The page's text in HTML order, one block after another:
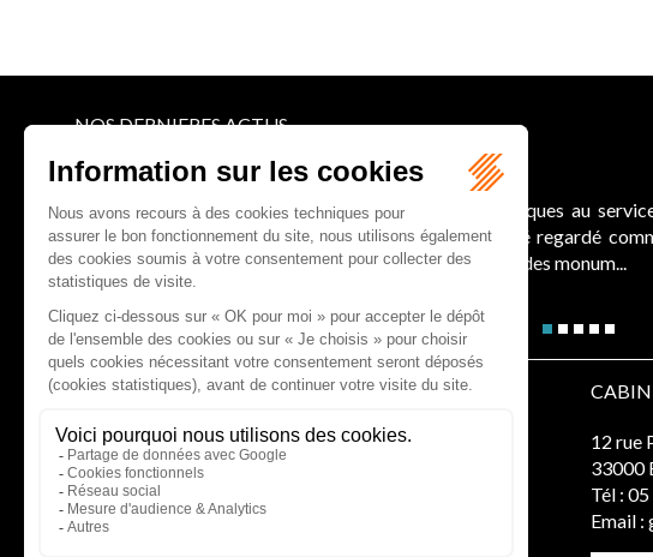
NOS DERNIERES ACTUS
Le joug léger des monuments historiques
Pour une gestion patrimoniale des monuments historiques au
collectivités Le monument historique a longtemps été regardé
culture du Sénat a consacré, en juillet 2026, à la gestion des monum...
CABINET D'AVOCATS GAUCHER-PIOLA
20 avenue Galliéni - 33500 LIBOURNE
Tél :05 57 55 87 30 - Fax : 05 57 51 73 64
Email :gaucher-piola@gaucher-piola-avocat.fr
12 rue
33000
Tél : 05
Email :